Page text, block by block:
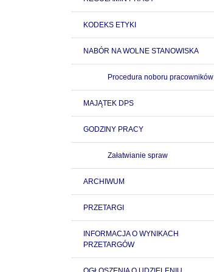
KODEKS ETYKI
NABÓR NA WOLNE STANOWISKA
Procedura noboru pracowników
MAJĄTEK DPS
GODZINY PRACY
Załatwianie spraw
ARCHIWUM
PRZETARGI
INFORMACJA O WYNIKACH
PRZETARGÓW